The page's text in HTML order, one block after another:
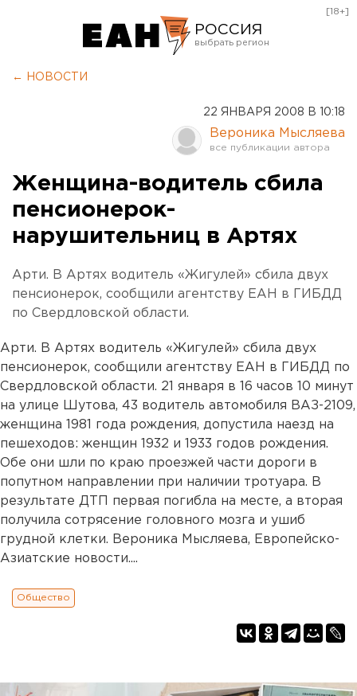
РОССИЯ
Оренбург
[18+]
← НОВОСТИ
22 ЯНВАРЯ 2008 В 10:18
Вероника Мысляева
Женщина-водитель сбила
пенсионерок-
нарушительниц в Артях
Арти. В Артях водитель «Жигулей» сбила двух
пенсионерок, сообщили агентству ЕАН в ГИБДД
по Свердловской области.
Арти. В Артях водитель «Жигулей» сбила двух
пенсионерок, сообщили агентству ЕАН в ГИБДД по
Свердловской области. 21 января в 16 часов 10 минут
на улице Шутова, 43 водитель автомобиля ВАЗ-2109,
женщина 1981 года рождения, допустила наезд на
пешеходов: женщин 1932 и 1933 годов рождения.
Обе они шли по краю проезжей части дороги в
попутном направлении при наличии тротуара. В
результате ДТП первая погибла на месте, а вторая
получила сотрясение головного мозга и ушиб
грудной клетки. Вероника Мысляева, Европейско-
Азиатские новости....
Общество